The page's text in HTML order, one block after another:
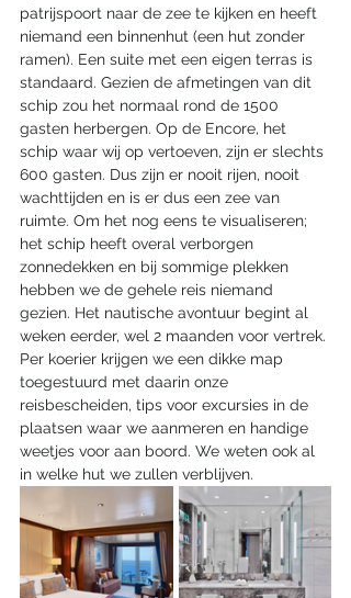
patrijspoort naar de zee te kijken en heeft
niemand een binnenhut (een hut zonder
ramen). Een suite met een eigen terras is
standaard. Gezien de afmetingen van dit
schip zou het normaal rond de 1500
gasten herbergen. Op de Encore, het
schip waar wij op vertoeven, zijn er slechts
600 gasten. Dus zijn er nooit rijen, nooit
wachttijden en is er dus een zee van
ruimte. Om het nog eens te visualiseren;
het schip heeft overal verborgen
zonnedekken en bij sommige plekken
hebben we de gehele reis niemand
gezien. Het nautische avontuur begint al
weken eerder, wel 2 maanden voor vertrek.
Per koerier krijgen we een dikke map
toegestuurd met daarin onze
reisbescheiden, tips voor excursies in de
plaatsen waar we aanmeren en handige
weetjes voor aan boord. We weten ook al
in welke hut we zullen verblijven.